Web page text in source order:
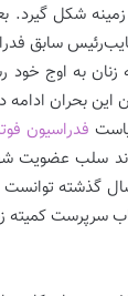
شکل گیرد.
به اوج
این بحران ادامه
فدراسیون
سلب عضویت
سال
زنان حدود 4 ماه به